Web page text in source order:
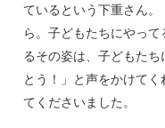
ているという下重さん
ら。子どもたちにやっ
るその姿は、子どもた
とう！」と声をかけて
てくださいました。